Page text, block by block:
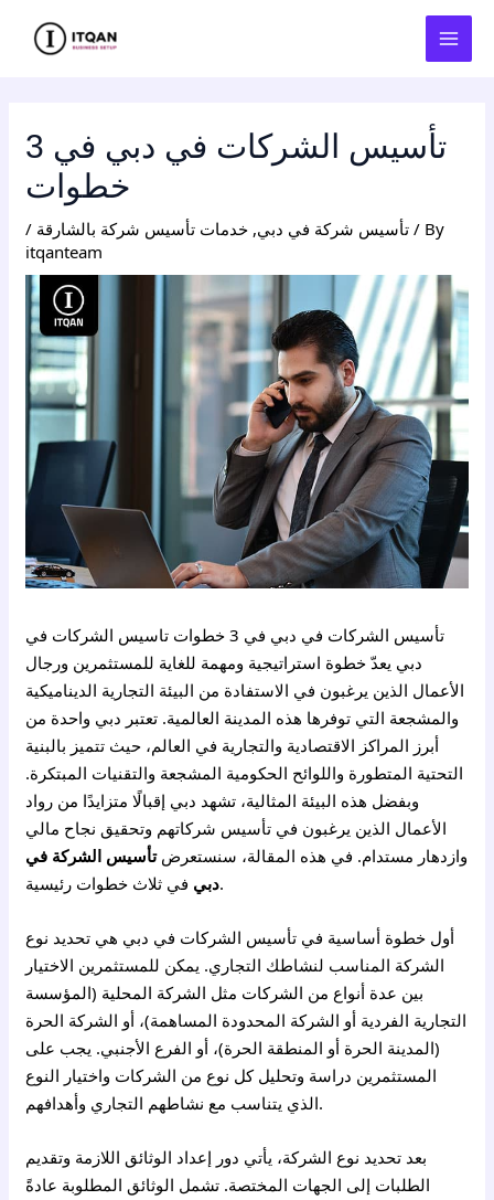
تأسيس الشركات في دبي في 3
خطوات
/ تأسيس شركة في دبي, خدمات تأسيس شركة بالشارقة
/ By
itqanteam
تأسيس الشركات في دبي في 3 خطوات تاسيس الشركات في
دبي يعدّ خطوة استراتيجية ومهمة للغاية للمستثمرين ورجال
الأعمال الذين يرغبون في الاستفادة من البيئة التجارية الديناميكية
والمشجعة التي توفرها هذه المدينة العالمية. تعتبر دبي واحدة من
أبرز المراكز الاقتصادية والتجارية في العالم، حيث تتميز بالبنية
التحتية المتطورة واللوائح الحكومية المشجعة والتقنيات المبتكرة.
وبفضل هذه البيئة المثالية، تشهد دبي إقبالًا متزايدًا من رواد
الأعمال الذين يرغبون في تأسيس شركاتهم وتحقيق نجاح مالي
وازدهار مستدام. في هذه المقالة، سنستعرضتأسيس الشركة في
دبيفي ثلاث خطوات رئيسية.
أول خطوة أساسية في تأسيس الشركات في دبي هي تحديد نوع
الشركة المناسب لنشاطك التجاري. يمكن للمستثمرين الاختيار
بين عدة أنواع من الشركات مثل الشركة المحلية (المؤسسة
التجارية الفردية أو الشركة المحدودة المساهمة)، أو الشركة الحرة
(المدينة الحرة أو المنطقة الحرة)، أو الفرع الأجنبي. يجب على
المستثمرين دراسة وتحليل كل نوع من الشركات واختيار النوع
الذي يتناسب مع نشاطهم التجاري وأهدافهم.
بعد تحديد نوع الشركة، يأتي دور إعداد الوثائق اللازمة وتقديم
الطلبات إلى الجهات المختصة. تشمل الوثائق المطلوبة عادةً
navigation